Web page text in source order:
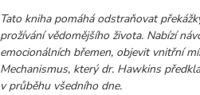
Tato kniha pomáhá odstraňovat
prožívání vědomějšího života. Nabízí
emocionálních břemen, objevit vnitřní
Mechanismus, který dr. Hawkins
v průběhu všedního dne.